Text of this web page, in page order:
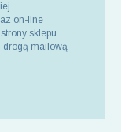
on-line
sklepu
drogą mailową